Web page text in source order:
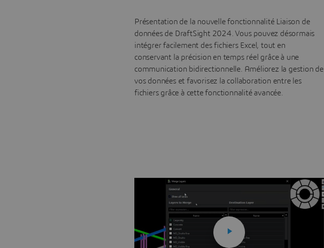
Présentation de la nouvelle fonctionnalité Liaison de
données de DraftSight 2024. Vous pouvez désormais
intégrer facilement des fichiers Excel, tout en
conservant la précision en temps réel grâce à une
communication bidirectionnelle. Améliorez la gestion de
vos données et favorisez la collaboration entre les
fichiers grâce à cette fonctionnalité avancée.